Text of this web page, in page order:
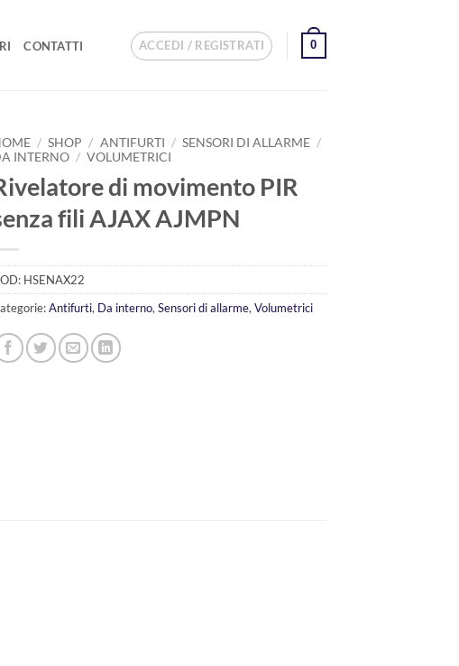
CONTATTI ACCEDI / REGISTRATI 0
/ SHOP / ANTIFURTI / SENSORI DI ALLARME /
INTERNO / VOLUMETRICI
di movimento PIR
fili AJAX AJMPN
HSENAX22
Antifurti, Da interno,Sensori di allarme,Volumetrici